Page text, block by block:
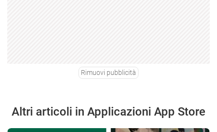
Rimuovi pubblicità
Altri articoli in Applicazioni App Store